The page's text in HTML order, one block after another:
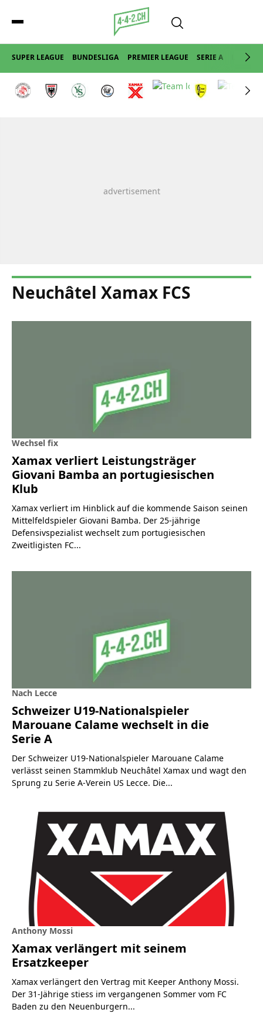
SUPER LEAGUE BUNDESLIGA PREMIER LEAGUE SERIE A LA LIGA
Neuchâtel Xamax FCS
Wechsel fix
Xamax verliert Leistungsträger
Giovani Bamba an portugiesischen
Klub
Xamax verliert im Hinblick auf die kommende Saison seinen
Mittelfeldspieler Giovani Bamba. Der 25-jährige
Defensivspezialist wechselt zum portugiesischen
Zweitligisten FC...
Nach Lecce
Schweizer U19-Nationalspieler
Marouane Calame wechselt in die
Serie A
Der Schweizer U19-Nationalspieler Marouane Calame
verlässt seinen Stammklub Neuchâtel Xamax und wagt den
Sprung zu Serie A-Verein US Lecce. Die...
Anthony Mossi
Xamax verlängert mit seinem
Ersatzkeeper
Xamax verlängert den Vertrag mit Keeper Anthony Mossi.
Der 31-Jährige stiess im vergangenen Sommer vom FC
Baden zu den Neuenburgern...